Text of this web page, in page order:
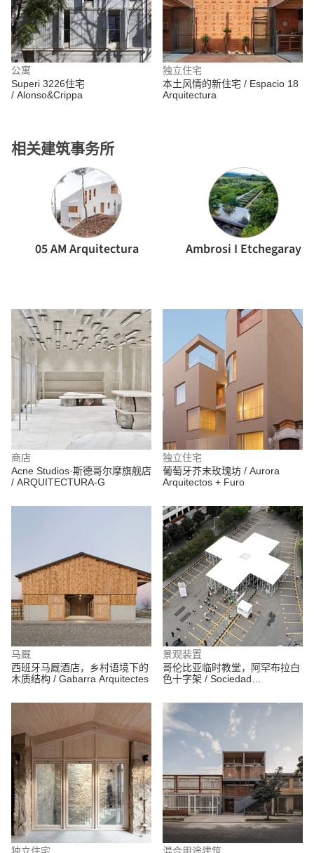
公寓
Superi 3226住宅
/ Alonso&Crippa
相关建筑事务所
05 AM Arquitectura Ambrosi I Etchegaray
独立住宅
本土风情的新住宅 / Espacio 18
Arquitectura
商店
Acne Studios·斯德哥尔摩旗舰店
/ ARQUITECTURA-G
独立住宅
葡萄牙芥末玫瑰坊 / Aurora
Arquitectos + Furo
马厩
西班牙马厩酒店，乡村语境下的
木质结构 / Gabarra Arquitectes
景观装置
哥伦比亚临时教堂，阿罕布拉白
色十字架 / Sociedad
Alsar Atelier + GB Urban Studio